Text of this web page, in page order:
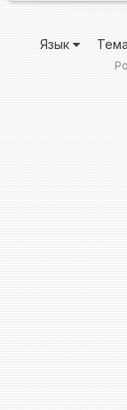
Язык Тема